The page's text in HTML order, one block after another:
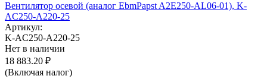
Вентилятор осевой (аналог EbmPapst A2E250-AL06-01), K-
AC250-A220-25
Артикул:
K-AC250-A220-25
Нет в наличии
18 883.20 ₽
(Включая налог)